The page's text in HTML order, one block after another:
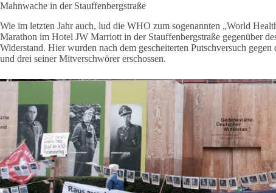
Mahnwache in der Stauffenbergstraße
Wie im letzten Jahr auch, lud die WHO zum sogenannten „World
Marathon im Hotel JW Marriott in der Stauffenbergstraße gegenüber
Widerstand. Hier wurden nach dem gescheiterten Putschversuch
und drei seiner Mitverschwörer erschossen.